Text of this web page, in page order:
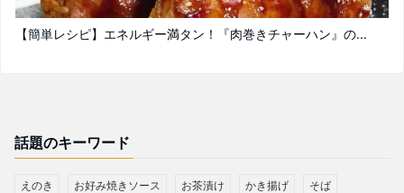
【簡単レシピ】エネルギー満タン！『肉巻きチャーハン』の...
話題のキーワード
えのき お好み焼きソース お茶漬け かき揚げ そば